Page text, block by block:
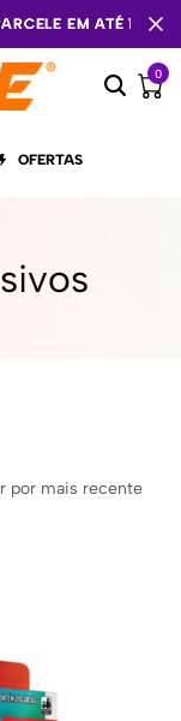
EM ATÉ 12X
EM ATÉ 12X
EM ATÉ 12X
0
OFERTAS
por mais recente